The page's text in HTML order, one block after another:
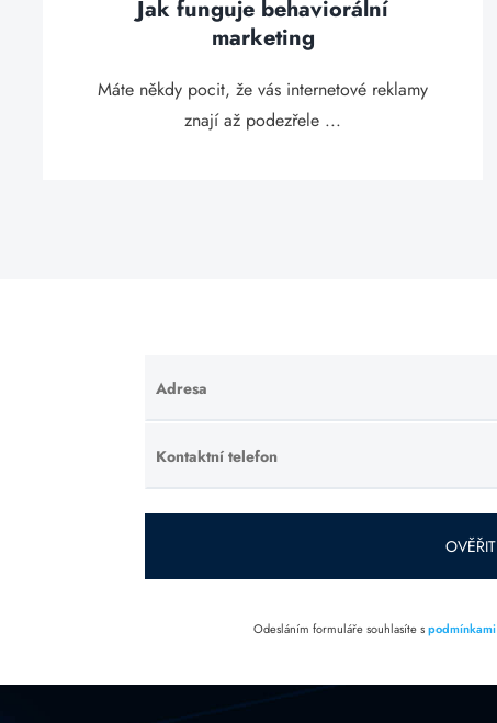
Jak funguje behaviorální
marketing
Máte někdy pocit, že vás internetové reklamy
znají až podezřele ...
Adresa
Ponechte
toto pole
prázdné.
Kontaktní telefon
Ponechte
toto pole
prázdné.
OVĚŘIT
Odesláním formuláře souhlasíte spodmínkami